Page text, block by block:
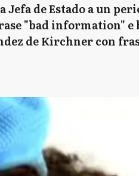
Jefa de Estado a un
"bad information"
de Kirchner con